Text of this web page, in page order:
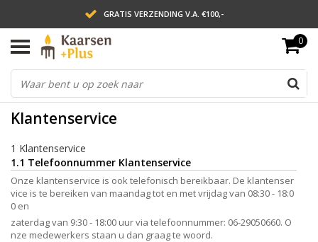
GRATIS VERZENDING V.A. €100,-
LEVERING BINNEN 2 WERKDAGEN
ACHTERAF BETALEN VIA AFTERPAY
0
Klantenservice
1 Klantenservice
1.1 Telefoonnummer Klantenservice
Onze klantenservice is ook telefonisch bereikbaar. De klantenser
vice is te bereiken van maandag tot en met vrijdag van 08:30 - 18:0
0 en
zaterdag van 9:30 - 18:00 uur via telefoonnummer: 06-29050660. O
nze medewerkers staan u dan graag te woord.